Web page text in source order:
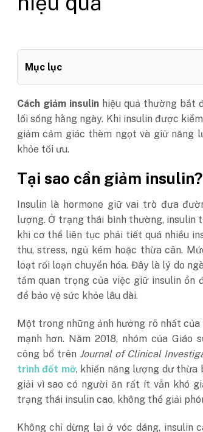
Mục lục
Cách giảm insulinhiệu quả thường bắt
lối sống hằng ngày. Khi insulin được
giảm cảm giác thèm ngọt và giữ năng
khỏe tối ưu.
Tại sao cần giảm insulin?
Insulin là hormone giữ vai trò đưa
lượng. Ở trạng thái bình thường, insulin
khi cơ thể liên tục phải tiết quá nhiều
thu, stress, ngủ kém hoặc thừa cân.
loạt rối loạn chuyển hóa. Đây là lý do
tầm quan trọng của việc giữ insulin ổn
để bảo vệ sức khỏe lâu dài.
Một trong những ảnh hưởng rõ nhất
mạnh hơn. Năm 2018, nhóm của Giáo
công bố trên Journal of Clinical
trình đốt mỡ, khiến năng lượng dư thừa
giải vì sao có người ăn rất ít vẫn khó
trạng thái insulin cao, không thể giải
Không chỉ dừng lại ở vóc dáng, insulin